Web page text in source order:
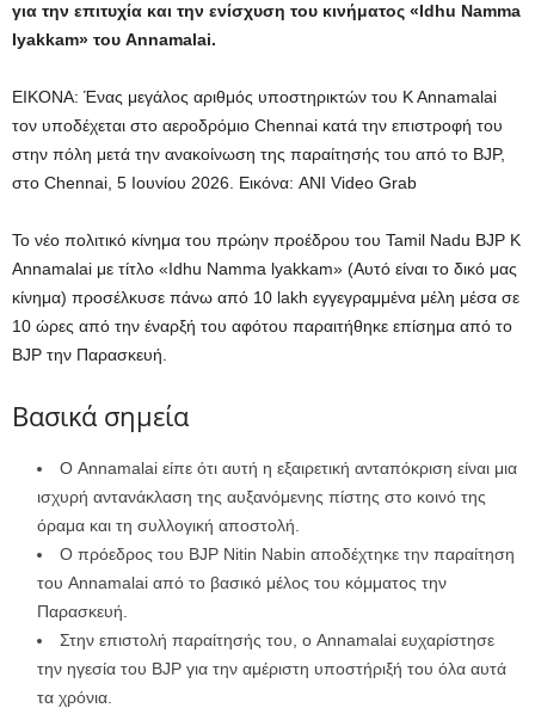
για την επιτυχία και την ενίσχυση του κινήματος «Idhu Namma
Iyakkam» του Annamalai.
ΕΙΚΟΝΑ: Ένας μεγάλος αριθμός υποστηρικτών του K Annamalai
τον υποδέχεται στο αεροδρόμιο Chennai κατά την επιστροφή του
στην πόλη μετά την ανακοίνωση της παραίτησής του από το BJP,
στο Chennai, 5 Ιουνίου 2026. Εικόνα: ANI Video Grab
Το νέο πολιτικό κίνημα του πρώην προέδρου του Tamil Nadu BJP K
Annamalai με τίτλο «Idhu Namma lyakkam» (Αυτό είναι το δικό μας
κίνημα) προσέλκυσε πάνω από 10 lakh εγγεγραμμένα μέλη μέσα σε
10 ώρες από την έναρξή του αφότου παραιτήθηκε επίσημα από το
BJP την Παρασκευή.
Βασικά σημεία
Ο Annamalai είπε ότι αυτή η εξαιρετική ανταπόκριση είναι μια
ισχυρή αντανάκλαση της αυξανόμενης πίστης στο κοινό της
όραμα και τη συλλογική αποστολή.
Ο πρόεδρος του BJP Nitin Nabin αποδέχτηκε την παραίτηση
του Annamalai από το βασικό μέλος του κόμματος την
Παρασκευή.
Στην επιστολή παραίτησής του, ο Annamalai ευχαρίστησε
την ηγεσία του BJP για την αμέριστη υποστήριξή του όλα αυτά
τα χρόνια.